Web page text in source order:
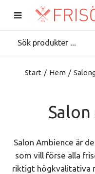
Start / Hem /
Salon Ambience är
som vill förse alla
riktigt högkvalitativa